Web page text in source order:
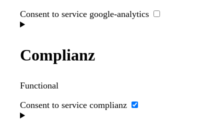
Consent to service google-analytics
Complianz
Functional
Consent to service complianz